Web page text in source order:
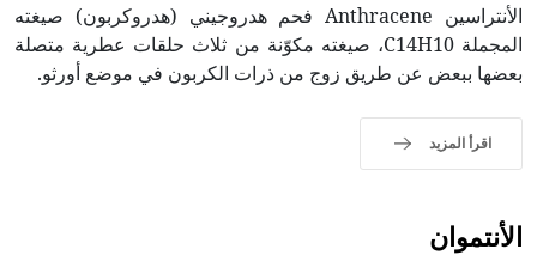
الأنتراسين Anthracene فحم هدروجيني (هدروكربون) صيغته
المجملة C14H10، صيغته مكوّنة من ثلاث حلقات عطرية متصلة
بعضها ببعض عن طريق زوج من ذرات الكربون في موضع أورثو.
اقرأ المزيد
الأنتموان